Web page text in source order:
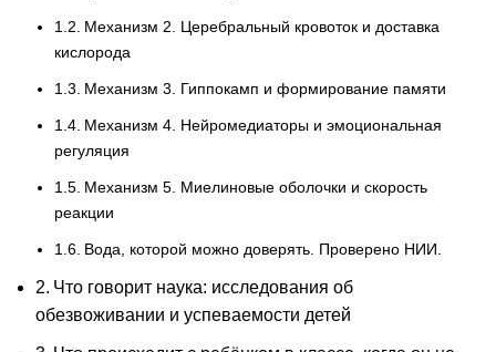
Механизм 2. Церебральный кровоток и доставка
кислорода
Механизм 3. Гиппокамп и формирование памяти
Механизм 4. Нейромедиаторы и эмоциональная
регуляция
Механизм 5. Миелиновые оболочки и скорость
реакции
Вода, которой можно доверять. Проверено НИИ.
Что говорит наука: исследования об
обезвоживании и успеваемости детей